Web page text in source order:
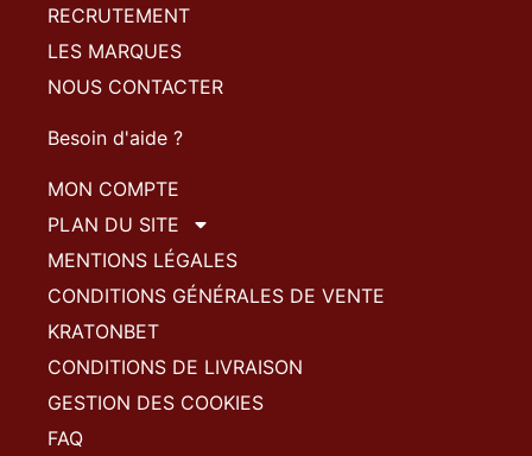
RECRUTEMENT
LES MARQUES
NOUS CONTACTER
Besoin d'aide ?
MON COMPTE
PLAN DU SITE
MENTIONS LÉGALES
CONDITIONS GÉNÉRALES DE VENTE
KRATONBET
CONDITIONS DE LIVRAISON
GESTION DES COOKIES
FAQ